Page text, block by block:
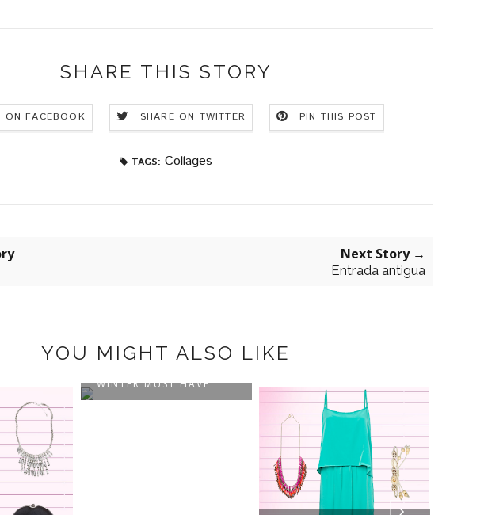
SHARE THIS STORY
ON FACEBOOK SHARE ON TWITTER PIN THIS POST
TAGS: Collages
Next Story →
Entrada antigua
YOU MIGHT ALSO LIKE
WINTER MUST HAVE